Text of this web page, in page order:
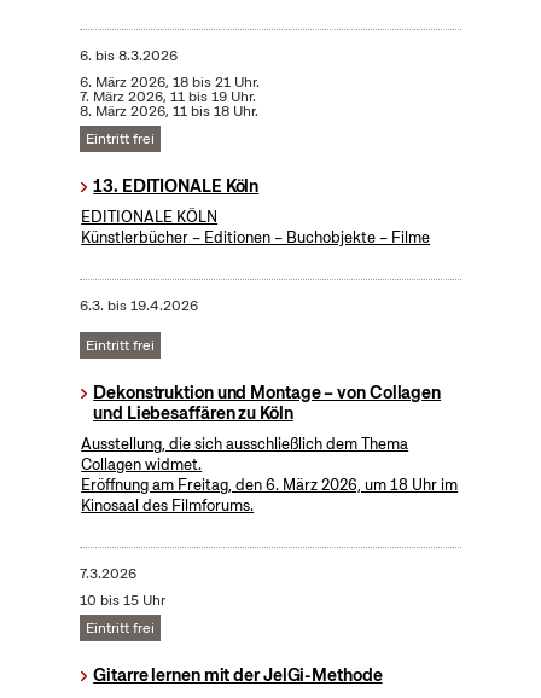
6. bis8.3.2026
6. März 2026, 18 bis 21 Uhr.
7. März 2026, 11 bis 19 Uhr.
8. März 2026, 11 bis 18 Uhr.
Eintritt frei
13. EDITIONALE Köln
EDITIONALE KÖLN
Künstlerbücher – Editionen – Buchobjekte – Filme
6.3. bis19.4.2026
Eintritt frei
Dekonstruktion und Montage – von Collagen
und Liebesaffären zu Köln
Ausstellung, die sich ausschließlich dem Thema
Collagen widmet.
Eröffnung am Freitag, den 6. März 2026, um 18 Uhr im
Kinosaal des Filmforums.
7.3.2026
10 bis 15 Uhr
Eintritt frei
Gitarre lernen mit der JelGi-Methode